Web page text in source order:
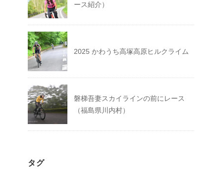
ース紹介）
2025 かわうち高塚高原ヒルクライム
磐梯吾妻スカイラインの前にレース
（福島県川内村）
タグ